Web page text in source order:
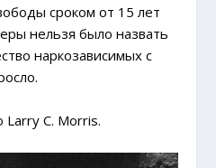
сроком от 15 лет
нельзя было назвать
наркозависимых с
C. Morris.